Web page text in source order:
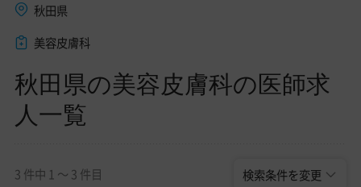
美容クリニック見学ご希望の方はこちら
サービス紹介
ドクターコネクトの強み
エージェント紹介
常勤求人一覧
秋田県
美容皮膚科
秋田県の美容皮膚科の医師求
人一覧
3 件中 1 〜 3 件目 検索条件を変更